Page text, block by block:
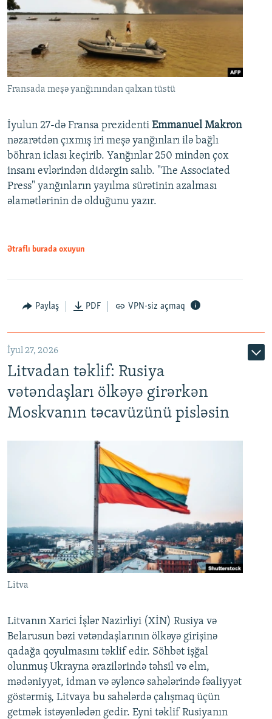
Fransada meşə yanğınından qalxan tüstü
İyulun 27-də Fransa prezidenti Emmanuel Makron
nəzarətdən çıxmış iri meşə yanğınları ilə bağlı
böhran iclası keçirib. Yanğınlar 250 mindən çox
insanı evlərindən didərgin salıb. "The Associated
Press" yanğınların yayılma sürətinin azalması
əlamətlərinin də olduğunu yazır.
Ətraflı burada oxuyun
Paylaş PDF VPN-siz açmaq
İyul 27, 2026
Litvadan təklif: Rusiya
vətəndaşları ölkəyə girərkən
Moskvanın təcavüzünü pisləsin
Litva
Litvanın Xarici İşlər Nazirliyi (XİN) Rusiya və
Belarusun bəzi vətəndaşlarının ölkəyə girişinə
qadağa qoyulmasını təklif edir. Söhbət işğal
olunmuş Ukrayna ərazilərində təhsil və elm,
mədəniyyət, idman və əyləncə sahələrində fəaliyyət
göstərmiş, Litvaya bu sahələrdə çalışmaq üçün
getmək istəyənlədən gedir. Eyni təklif Rusiyanın